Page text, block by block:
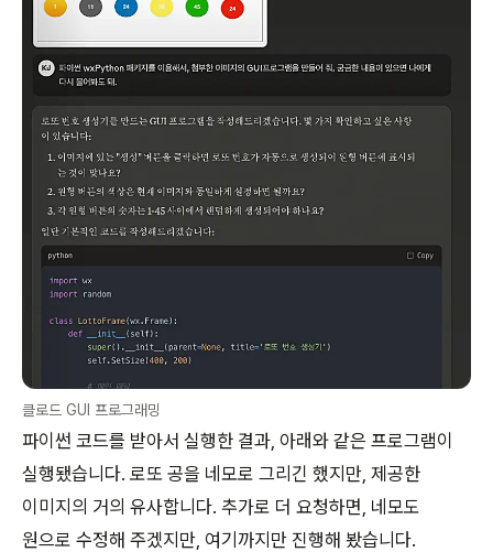
클로드 GUI 프로그래밍
파이썬 코드를 받아서 실행한 결과, 아래와 같은 프로그램이
실행됐습니다. 로또 공을 네모로 그리긴 했지만, 제공한
이미지의 거의 유사합니다. 추가로 더 요청하면, 네모도
원으로 수정해 주겠지만, 여기까지만 진행해 봤습니다.